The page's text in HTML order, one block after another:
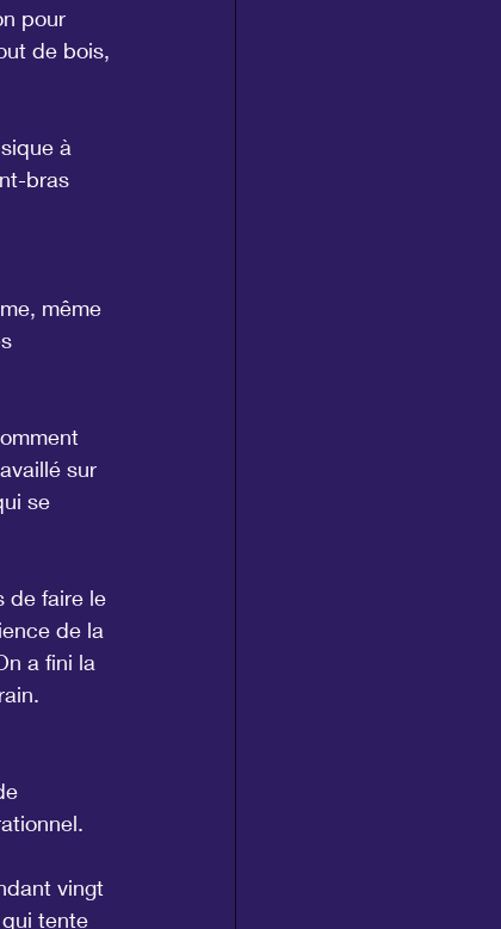
pour
de bois,
à
bras
même
sur
se
de faire le
de la
a fini la
vingt
tente